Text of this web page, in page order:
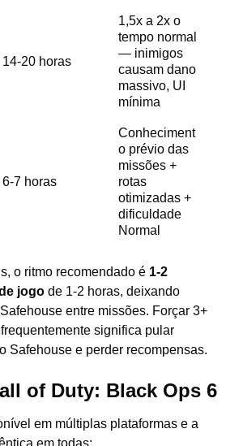
14-20 horas
1,5x a 2x o
tempo normal
— inimigos
causam dano
massivo, UI
mínima
6-7 horas
Conheciment
o prévio das
missões +
rotas
otimizadas +
dificuldade
Normal
o ritmo recomendado é 1-2
jogo de 1-2 horas, deixando
entre missões. Forçar 3+
significa pular
Safehouse e perder recompensas.
of Duty: Black Ops 6
em múltiplas plataformas e a
em todas: